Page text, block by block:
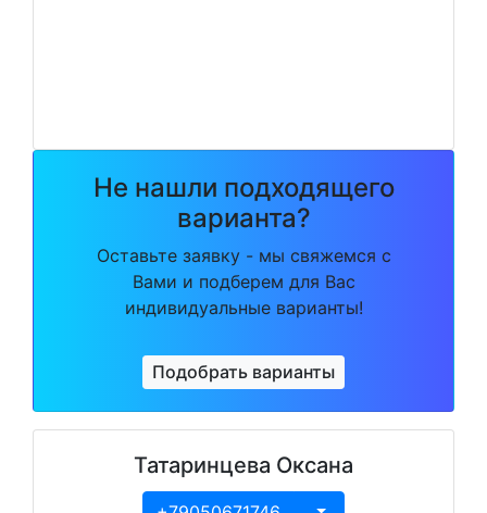
Не нашли подходящего
варианта?
Оставьте заявку - мы свяжемся с
Вами и подберем для Вас
индивидуальные варианты!
Подобрать варианты
Татаринцева Оксана